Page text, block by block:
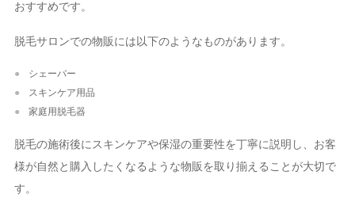
おすすめです。
脱毛サロンでの物販には以下のようなものがあります。
シェーバー
スキンケア用品
家庭用脱毛器
脱毛の施術後にスキンケアや保湿の重要性を丁寧に説明し、お客
様が自然と購入したくなるような物販を取り揃えることが大切で
す。